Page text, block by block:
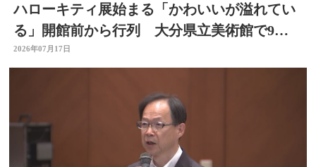
ハローキティ展始まる「かわいいが溢れてい
る」開館前から行列 大分県立美術館で9月
23日まで
2026年07月17日